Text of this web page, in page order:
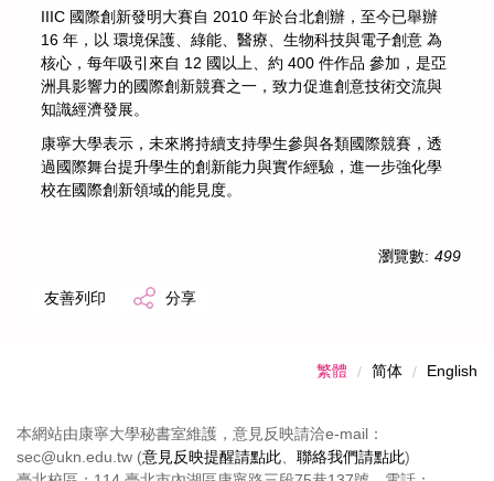
IIIC 國際創新發明大賽自 2010 年於台北創辦，至今已舉辦
16 年，以 環境保護、綠能、醫療、生物科技與電子創意 為
核心，每年吸引來自 12 國以上、約 400 件作品 參加，是亞
洲具影響力的國際創新競賽之一，致力促進創意技術交流與
知識經濟發展。
康寧大學表示，未來將持續支持學生參與各類國際競賽，透
過國際舞台提升學生的創新能力與實作經驗，進一步強化學
校在國際創新領域的能見度。
瀏覽數: 499
友善列印 分享
繁體 简体 English
本網站由康寧大學秘書室維護，意見反映請洽e-mail：
sec@ukn.edu.tw (意見反映提醒請點此 聯絡我們請點此)